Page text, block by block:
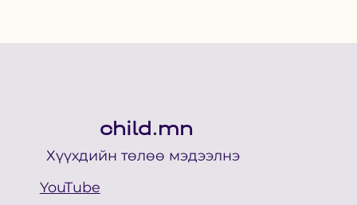
child.mn
Хүүхдийн төлөө мэдээлнэ
YouTube